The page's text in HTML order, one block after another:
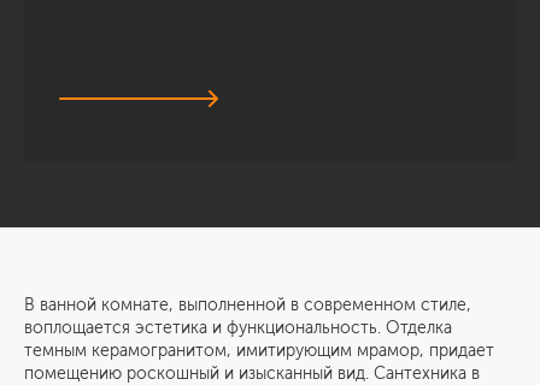
В ванной комнате, выполненной в современном стиле,
воплощается эстетика и функциональность. Отделка
темным керамогранитом, имитирующим мрамор, придает
помещению роскошный и изысканный вид. Сантехника в